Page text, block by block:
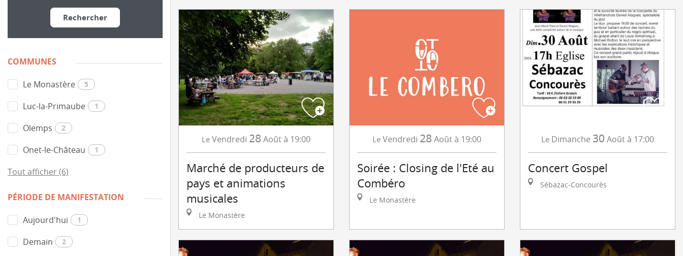
Rechercher
COMMUNES
Le Monastère 5
Luc-la-Primaube 1
Olemps 2
Onet-le-Château 1
Tout afficher (6)
PÉRIODE DE MANIFESTATION
Aujourd'hui 1
Demain 2
Le Vendredi 28 Aoûtà 19:00
Marché de producteurs de
pays et animations
musicales
Le Monastère
Le Vendredi 28 Aoûtà 19:00
Soirée : Closing de l'Eté au
Combéro
Le Monastère
Le Dimanche 30 Aoûtà 17:00
Concert Gospel
Sébazac-Concourès